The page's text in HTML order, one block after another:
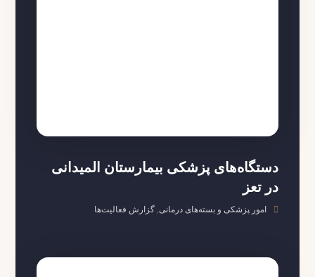
دستگاه‌های پزشکی بیمارستان المیدانی
در تعز
امور پزشکی و بسته‌های درمانی ,گزارش فعالیت‌ها